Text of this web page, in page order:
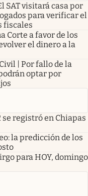
SAT visitará casa por
para verificar el
fiscales
Corte a favor de los
el dinero a la
| Por fallo de la
optar por
se registró en Chiapas
la predicción de los
para HOY, domingo